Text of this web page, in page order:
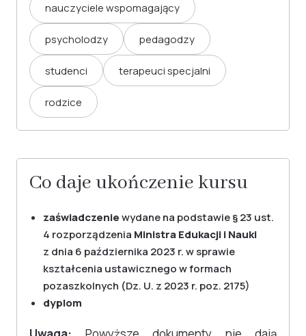
nauczyciele wspomagający
psycholodzy pedagodzy
studenci terapeuci specjalni
rodzice
Co daje ukończenie kursu
zaświadczeniewydane na podstawie § 23 ust.
4 rozporządzenia Ministra Edukacji i Nauki
z dnia 6 października 2023 r. w sprawie
kształcenia ustawicznego w formach
pozaszkolnych (Dz. U. z 2023 r. poz. 2175)
dyplom